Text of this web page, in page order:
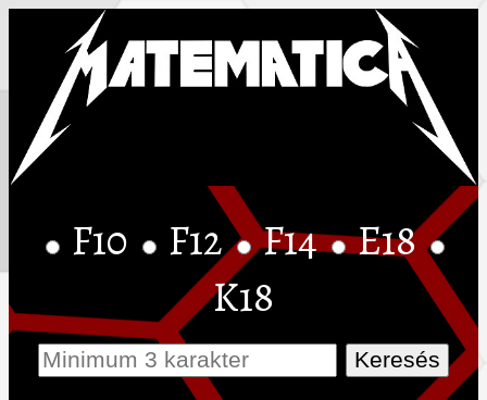
F10 F12 F14 E18
K18